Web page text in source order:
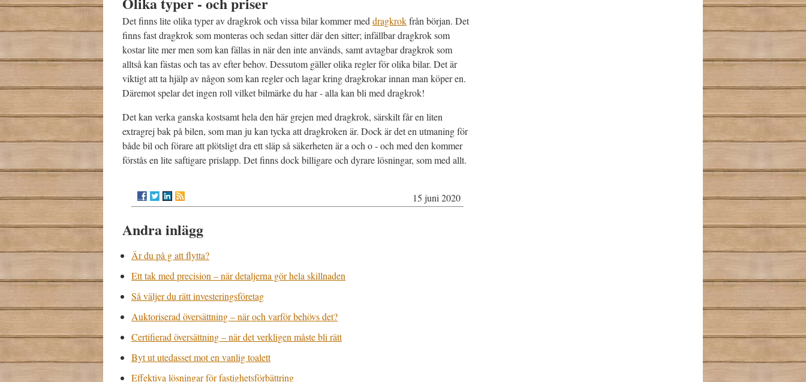
Det finns lite olika typer av dragkrok och vissa bilar kommer med dragkrokfrån början. Det
finns fast dragkrok som monteras och sedan sitter där den sitter; infällbar dragkrok som
kostar lite mer men som kan fällas in när den inte används, samt avtagbar dragkrok som
alltså kan fästas och tas av efter behov. Dessutom gäller olika regler för olika bilar. Det är
viktigt att ta hjälp av någon som kan regler och lagar kring dragkrokar innan man köper en.
Däremot spelar det ingen roll vilket bilmärke du har - alla kan bli med dragkrok!
Det kan verka ganska kostsamt hela den här grejen med dragkrok, särskilt får en liten
extragrej bak på bilen, som man ju kan tycka att dragkroken är. Dock är det en utmaning för
både bil och förare att plötsligt dra ett släp så säkerheten är a och o - och med den kommer
förstås en lite saftigare prislapp. Det finns dock billigare och dyrare lösningar, som med allt.
15 juni 2020
Andra inlägg
Är du på g att flytta?
Ett tak med precision – när detaljerna gör hela skillnaden
Så väljer du rätt investeringsföretag
Auktoriserad översättning – när och varför behövs det?
Certifierad översättning – när det verkligen måste bli rätt
Byt ut utedasset mot en vanlig toalett
Effektiva lösningar för fastighetsförbättring